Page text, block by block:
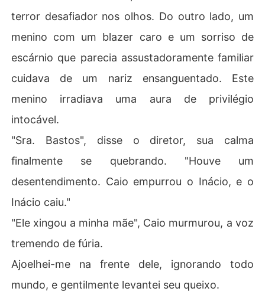
terror desafiador nos olhos. Do outro lado, um
menino com um blazer caro e um sorriso de
escárnio que parecia assustadoramente familiar
cuidava de um nariz ensanguentado. Este
menino irradiava uma aura de privilégio
intocável.
"Sra. Bastos", disse o diretor, sua calma
finalmente se quebrando. "Houve um
desentendimento. Caio empurrou o Inácio, e o
Inácio caiu."
"Ele xingou a minha mãe", Caio murmurou, a voz
tremendo de fúria.
Ajoelhei-me na frente dele, ignorando todo
mundo, e gentilmente levantei seu queixo.